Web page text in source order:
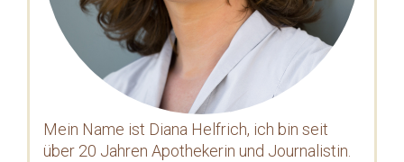
Mein Name ist Diana Helfrich, ich bin seit
über 20 Jahren Apothekerin und Journalistin.